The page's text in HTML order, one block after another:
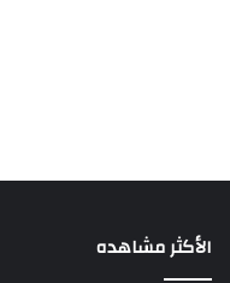
الأكثر مشاهده